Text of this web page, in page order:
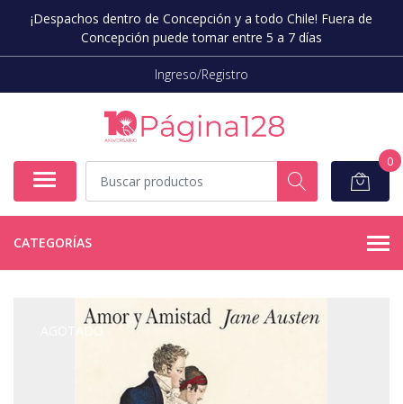
¡Despachos dentro de Concepción y a todo Chile! Fuera de
Concepción puede tomar entre 5 a 7 días
Ingreso/Registro
0
CATEGORÍAS
AGOTADO